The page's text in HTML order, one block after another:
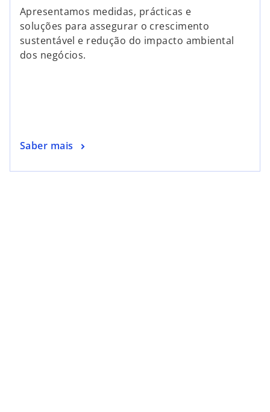
Apresentamos medidas, prácticas e
soluções para assegurar o crescimento
sustentável e redução do impacto ambiental
dos negócios.
Saber mais